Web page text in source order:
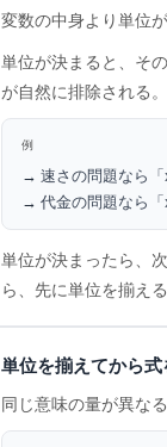
変数の中身より単位
単位が決まると、そ
が自然に排除される。
例
速さの問題なら
代金の問題なら
単位が決まったら、
ら、先に単位を揃え
単位を揃えてから式
同じ意味の量が異な